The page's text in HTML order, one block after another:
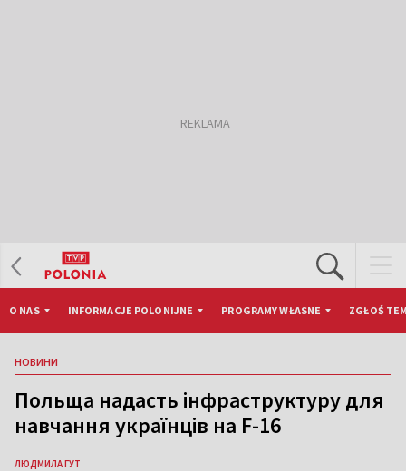
O NAS INFORMACJE POLONIJNE PROGRAMY WŁASNE ZGŁOŚ
НОВИНИ
Польща надасть інфраструктуру для
навчання українців на F-16
ЛЮДМИЛА ГУТ